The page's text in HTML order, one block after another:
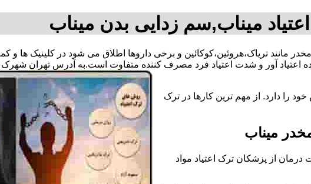
میناب,سم زدایی بدن میناب
مخدر مانند تریاک،هروئین،کوکائین و برخی داروها اطلاق می شود در کلینیک ها
اعتیاد آور و شدت اعتیاد فرد مصرف کننده متفاوت است.به آدرس تهران شهرک
را دارد. از مهم ترین کارها در ترک
میناب
از پزشکان ترک اعتیاد مواد